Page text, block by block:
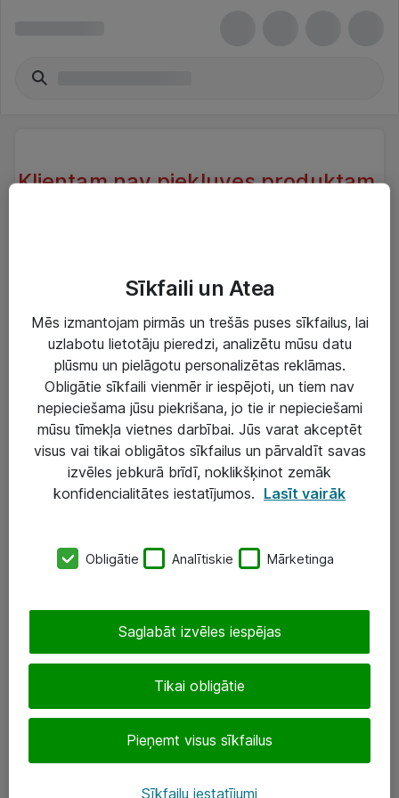
Klientam nav piekļuves produktam.
Try another search or take a look at our similar
Risinājumi & Pakalpojumi
IT serviss un atbalsts
Darba vietu IT risinājumi
+(371) 67 81 90 50
eShop@atea.lv
Sīkfaili un Atea
Mēs izmantojam pirmās un trešās puses sīkfailus, lai
uzlabotu lietotāju pieredzi, analizētu mūsu datu
plūsmu un pielāgotu personalizētas reklāmas.
Obligātie sīkfaili vienmēr ir iespējoti, un tiem nav
nepieciešama jūsu piekrišana, jo tie ir nepieciešami
mūsu tīmekļa vietnes darbībai. Jūs varat akceptēt
visus vai tikai obligātos sīkfailus un pārvaldīt savas
izvēles jebkurā brīdī, noklikšķinot zemāk
konfidencialitātes iestatījumos. Lasīt vairāk
Obligātie Analītiskie Mārketinga
Tikai obligātie
Pieņemt visus sīkfailus
Saglabāt izvēles iespējas
Sīkfailu iestatījumi